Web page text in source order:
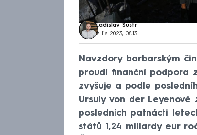
Ladislav Šustr
9. lis 2023, 08:13
Navzdory barbarským
proudí finanční podpora
zvyšuje a podle
Ursuly von der Leyenové
posledních patnácti
států 1,24 miliardy eur